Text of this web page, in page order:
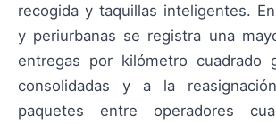
recogida y taquillas inteligentes.
y periurbanas se registra una
entregas por kilómetro cuadrado
consolidadas y a la
paquetes entre operadores